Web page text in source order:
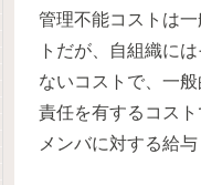
管理不能コストは
トだが、自組織に
ないコストで、一
責任を有するコス
メンバに対する給